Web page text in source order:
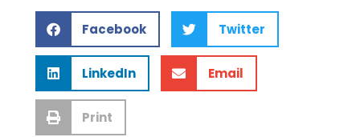
Facebook Twitter
LinkedIn Email
Print